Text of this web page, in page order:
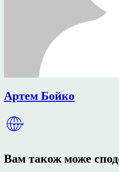
Артем Бойко
Вам також може